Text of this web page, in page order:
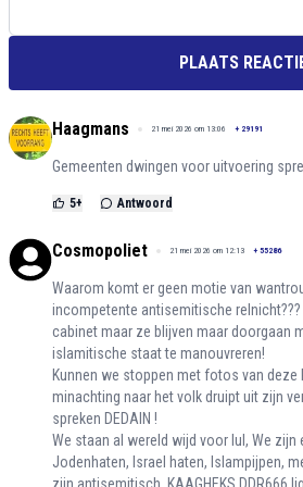
PLAATS
Haagmans 21 mei 2026 om 13:06 + 29191
Gemeenten dwingen voor uitvoering
5+ Antwoord
Cosmopoliet 21 mei 2026 om 12:13 + 55286
Waarom komt er geen motie van
incompetente antisemitische
cabinet maar ze blijven maar doorgaan
islamitische staat te manouvreren!
Kunnen we stoppen met fotos van deze
minachting naar het volk druipt uit zijn
spreken DEDAIN !
We staan al wereld wijd voor lul, We zijn
Jodenhaten, Israel haten, Islampijpen,